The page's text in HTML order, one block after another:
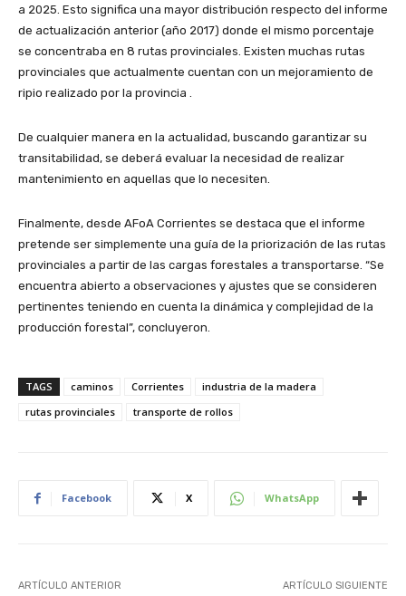
a 2025. Esto significa una mayor distribución respecto del informe
de actualización anterior (año 2017) donde el mismo porcentaje
se concentraba en 8 rutas provinciales. Existen muchas rutas
provinciales que actualmente cuentan con un mejoramiento de
ripio realizado por la provincia .
De cualquier manera en la actualidad, buscando garantizar su
transitabilidad, se deberá evaluar la necesidad de realizar
mantenimiento en aquellas que lo necesiten.
Finalmente, desde AFoA Corrientes se destaca que el informe
pretende ser simplemente una guía de la priorización de las rutas
provinciales a partir de las cargas forestales a transportarse. “Se
encuentra abierto a observaciones y ajustes que se consideren
pertinentes teniendo en cuenta la dinámica y complejidad de la
producción forestal”, concluyeron.
TAGS caminos Corrientes
industria de la madera
rutas provinciales
transporte de rollos
Facebook X WhatsApp
ARTÍCULO ANTERIOR ARTÍCULO SIGUIENTE